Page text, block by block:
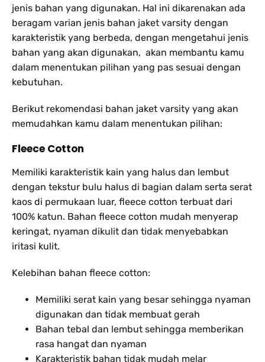
jenis bahan yang digunakan. Hal ini dikarenakan ada
beragam varian jenis bahan jaket varsity dengan
karakteristik yang berbeda, dengan mengetahui jenis
bahan yang akan digunakan, akan membantu kamu
dalam menentukan pilihan yang pas sesuai dengan
kebutuhan.
Berikut rekomendasi bahan jaket varsity yang akan
memudahkan kamu dalam menentukan pilihan:
Fleece Cotton
Memiliki karakteristik kain yang halus dan lembut
dengan tekstur bulu halus di bagian dalam serta serat
kaos di permukaan luar, fleece cotton terbuat dari
100% katun. Bahan fleece cotton mudah menyerap
keringat, nyaman dikulit dan tidak menyebabkan
iritasi kulit.
Kelebihan bahan fleece cotton:
Memiliki serat kain yang besar sehingga nyaman
digunakan dan tidak membuat gerah
Bahan tebal dan lembut sehingga memberikan
rasa hangat dan nyaman
Karakteristik bahan tidak mudah melar